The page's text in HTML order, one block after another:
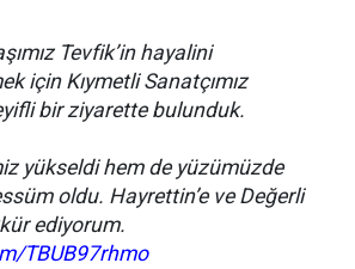
Tevfik’in hayalini
için Kıymetli Sanatçımız
bir ziyarette bulunduk.
yükseldi hem de yüzümüzde
oldu. Hayrettin’e ve Değerli
ediyorum.
TBUB97rhmo